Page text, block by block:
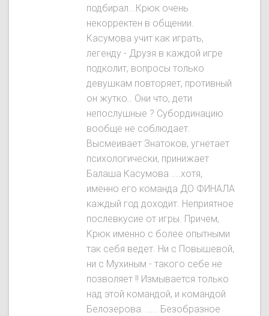
подбирал...Крюк очень
некорректен в общении.
Касумова учит как играть,
легенду - Друзя в каждой игре
подколит, вопросы только
девушкам повторяет, противный
он жутко.. Они что, дети
непослушные ? Субординацию
вообще не соблюдает.
Высмеивает Знатокoв, угнетает
психологически, принижает
Балаша Касумова ....хотя,
именно его команда ДО ФИНАЛА
каждый год доходит. Неприятное
послевкусие от игры. Причем,
Крюк именно с более опытными
так себя ведет. Ни с Повышевой,
ни с Мухиным - такого себе не
позволяет !! Измывается только
над этой командой, и командой
Белозерова. ..... Безобразное